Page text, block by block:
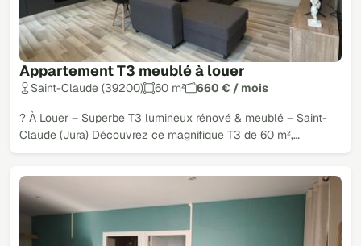
Appartement T3 meublé à louer
Saint-Claude (39200) 60 m² 660 € / mois
? À Louer – Superbe T3 lumineux rénové & meublé – Saint-
Claude (Jura) Découvrez ce magnifique T3 de 60 m²,…